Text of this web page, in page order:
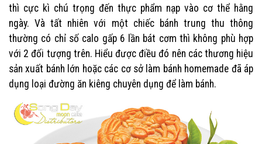
thì cực kì chú trọng đến thực phẩm nạp vào cơ thể hằng
ngày. Và tất nhiên với một chiếc bánh trung thu thông
thường có chỉ số calo gấp 6 lần bát cơm thì không phù hợp
với 2 đối tượng trên. Hiểu được điều đó nên các thương hiệu
sản xuất bánh lớn hoặc các cơ sở làm bánh homemade đã áp
dụng loại đường ăn kiêng chuyên dụng để làm bánh.